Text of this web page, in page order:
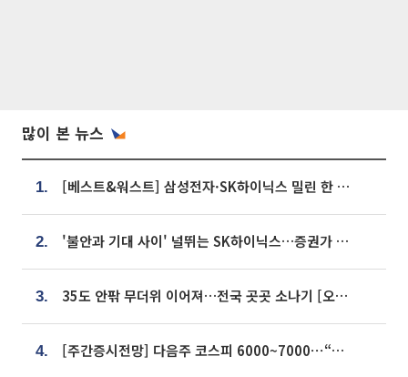
많이 본 뉴스
1. [베스트&워스트] 삼성전자·SK하이닉스 밀린 한 주…상상인증권은 85% 급등
2. '불안과 기대 사이' 널뛰는 SK하이닉스…증권가 "HBM4·LTA 기반 펀터멘털 견고"
3. 35도 안팎 무더위 이어져…전국 곳곳 소나기 [오늘 날씨]
4. [주간증시전망] 다음주 코스피 6000~7000⋯“外人 수급은 정책이 변수”